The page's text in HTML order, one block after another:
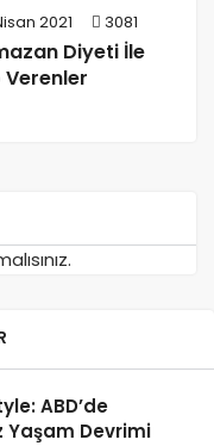
2021 3081
Diyeti İle
Verenler
.
ABD’de
Yaşam Devrimi